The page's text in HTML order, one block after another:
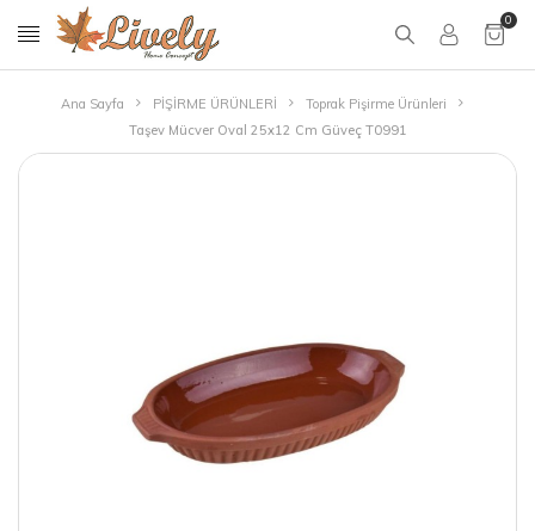
0
Ana Sayfa PİŞİRME ÜRÜNLERİ
Toprak Pişirme Ürünleri
Taşev Mücver Oval 25x12 Cm Güveç T0991